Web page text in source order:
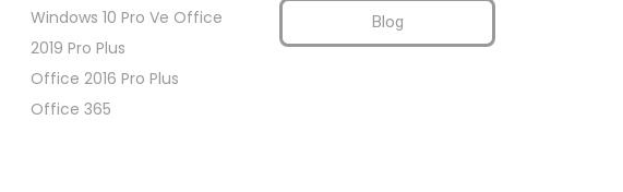
Windows 10 Pro Ve Office
2019 Pro Plus
Office 2016 Pro Plus
Office 365
Blog